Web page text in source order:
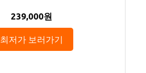
239,000원
최저가 보러가기